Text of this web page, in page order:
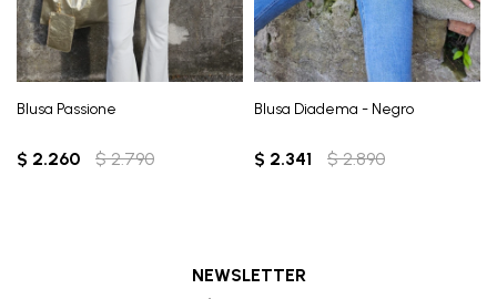
Blusa Passione
$ 2.260 $ 2.790
Blusa Diadema - Negro
$ 2.341 $ 2.890
NEWSLETTER